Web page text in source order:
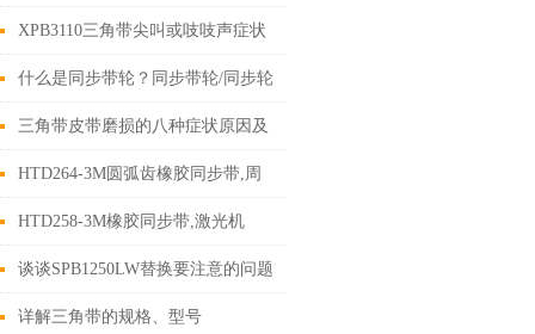
XPB3110三角带尖叫或吱吱声症状
分析
什么是同步带轮？同步带轮/同步轮
传动特点
三角带皮带磨损的八种症状原因及
解决措施
HTD264-3M圆弧齿橡胶同步带,周
长264mm
HTD258-3M橡胶同步带,激光机
谈谈SPB1250LW替换要注意的问题
及使用时注意事项
详解三角带的规格、型号